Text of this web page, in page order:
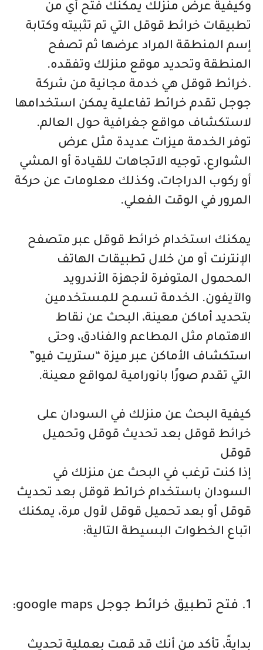
وكيفية عرض منزلك يمكنك فتح أي من
تطبيقات خرائط قوقل التي تم تثبيته وكتابة
إسم المنطقة المراد عرضها ثم تصفح
المنطقة وتحديد موقع منزلك وتفقده.
.خرائط قوقل هي خدمة مجانية من شركة
جوجل تقدم خرائط تفاعلية يمكن استخدامها
لاستكشاف مواقع جغرافية حول العالم.
توفر الخدمة ميزات عديدة مثل عرض
الشوارع، توجيه الاتجاهات للقيادة أو المشي
أو ركوب الدراجات، وكذلك معلومات عن حركة
المرور في الوقت الفعلي.
يمكنك استخدام خرائط قوقل عبر متصفح
الإنترنت أو من خلال تطبيقات الهاتف
المحمول المتوفرة لأجهزة الأندرويد
والآيفون. الخدمة تسمح للمستخدمين
بتحديد أماكن معينة، البحث عن نقاط
الاهتمام مثل المطاعم والفنادق، وحتى
استكشاف الأماكن عبر ميزة “ستريت فيو”
التي تقدم صورًا بانورامية لمواقع معينة.
كيفية البحث عن منزلك في السودان على
خرائط قوقل بعد تحديث قوقل وتحميل
قوقل
إذا كنت ترغب في البحث عن منزلك في
السودان باستخدام خرائط قوقل بعد تحديث
قوقل أو بعد تحميل قوقل لأول مرة، يمكنك
اتباع الخطوات البسيطة التالية:
1. فتح تطبيق خرائط جوجل google maps:
بدايةً، تأكد من أنك قد قمت بعملية تحديث